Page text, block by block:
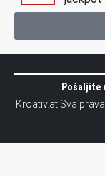
Pošaljite
Kroativ.at Sva